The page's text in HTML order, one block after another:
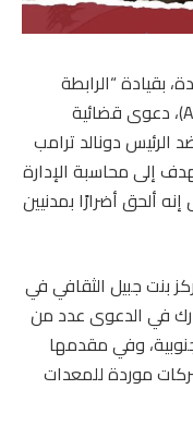
بقيادة “الرابطة
العربية الأمريكية للحقوق المدنية” (ACRL)، دعوى قضائية
الرئيس دونالد ترامب
إلى محاسبة الإدارة
ألحق أضرارًا بمدنيين
بنت جبيل الثقافي في
في الدعوى عدد من
وفي مقدمها
موردة للمعدات